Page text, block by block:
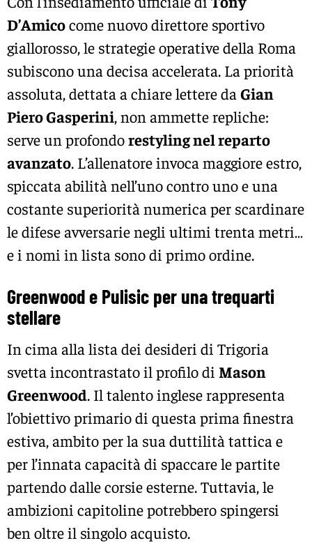
D’Amicocome nuovo direttore sportivo
giallorosso, le strategie operative della Roma
subiscono una decisa accelerata. La priorità
assoluta, dettata a chiare lettere da Gian
Piero Gasperini, non ammette repliche:
serve un profondorestyling nel reparto
avanzato. L’allenatore invoca maggiore estro,
spiccata abilità nell’uno contro uno e una
costante superiorità numerica per scardinare
le difese avversarie negli ultimi trenta metri…
e i nomi in lista sono di primo ordine.
Greenwood e Pulisic per una trequarti
stellare
In cima alla lista dei desideri di Trigoria
svetta incontrastato il profilo di Mason
Greenwood. Il talento inglese rappresenta
l’obiettivo primario di questa prima finestra
estiva, ambito per la sua duttilità tattica e
per l’innata capacità di spaccare le partite
partendo dalle corsie esterne. Tuttavia, le
ambizioni capitoline potrebbero spingersi
ben oltre il singolo acquisto.